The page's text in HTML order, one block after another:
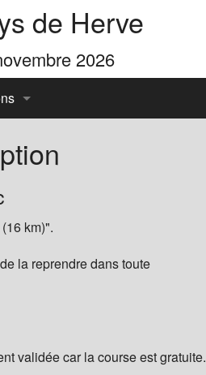
de Herve
2026
4 Cimes
km)".
la reprendre dans toute
validée car la course est gratuite.